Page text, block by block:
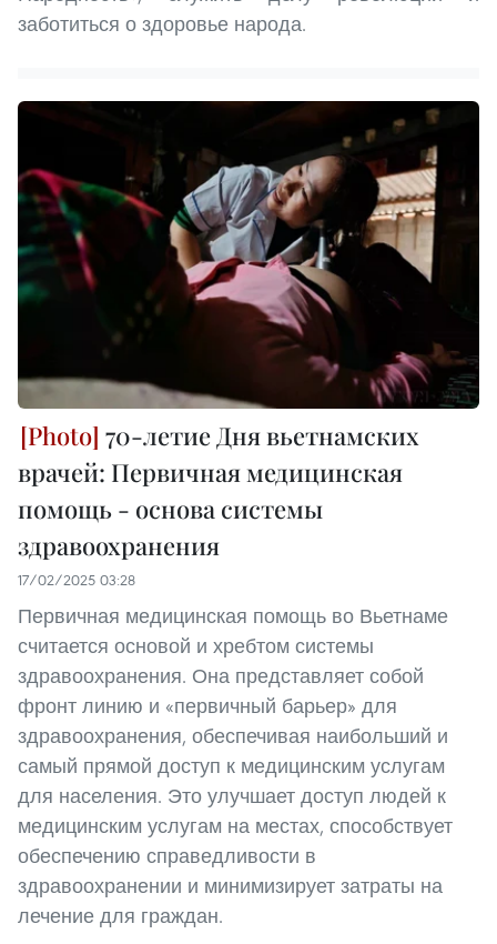
заботиться о здоровье народа.
70-летие Дня вьетнамских
врачей: Первичная медицинская
помощь - основа системы
здравоохранения
17/02/2025 03:28
Первичная медицинская помощь во Вьетнаме
считается основой и хребтом системы
здравоохранения. Она представляет собой
фронт линию и «первичный барьер» для
здравоохранения, обеспечивая наибольший и
самый прямой доступ к медицинским услугам
для населения. Это улучшает доступ людей к
медицинским услугам на местах, способствует
обеспечению справедливости в
здравоохранении и минимизирует затраты на
лечение для граждан.